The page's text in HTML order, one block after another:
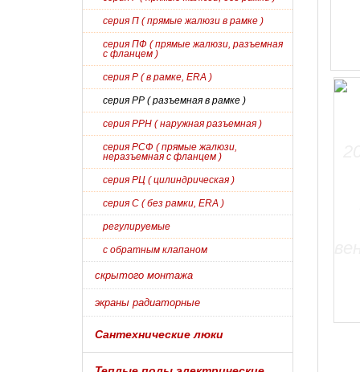
серия П ( прямые жалюзи в рамке )
серия ПФ ( прямые жалюзи, разъемная
с фланцем )
серия Р ( в рамке, ERA )
серия РР ( разъемная в рамке )
серия РРН ( наружная разъемная )
серия РСФ ( прямые жалюзи,
неразъемная с фланцем )
серия РЦ ( цилиндрическая )
серия С ( без рамки, ERA )
регулируемые
с обратным клапаном
скрытого монтажа
экраны радиаторные
Сантехнические люки